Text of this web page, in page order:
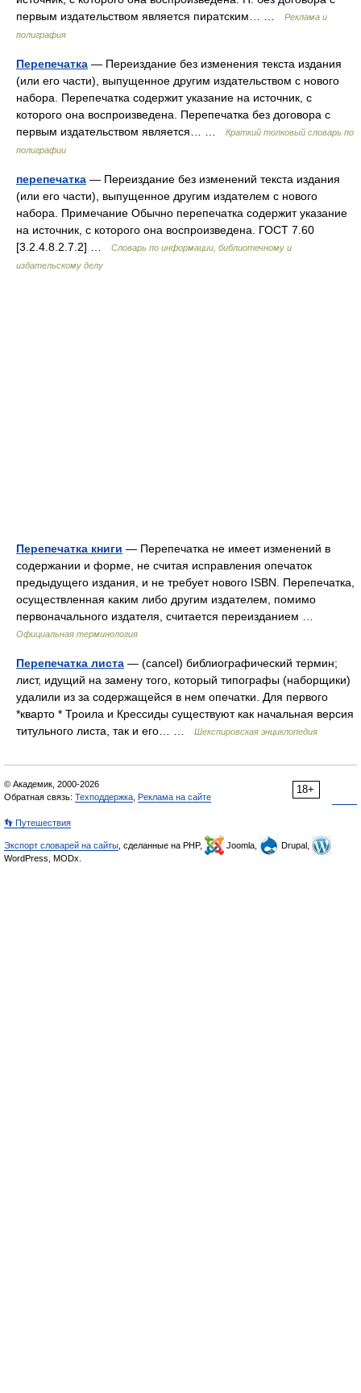
первым издательством является пиратским… …
Реклама и
полиграфия
Перепечатка — Переиздание без изменения текста издания
(или его части), выпущенное другим издательством с нового
набора. Перепечатка содержит указание на источник, с
которого она воспроизведена. Перепечатка без договора с
первым издательством является… …
Краткий толковый словарь по
полиграфии
перепечатка — Переиздание без изменений текста издания
(или его части), выпущенное другим издателем с нового
набора. Примечание Обычно перепечатка содержит указание
на источник, с которого она воспроизведена. ГОСТ 7.60
[3.2.4.8.2.7.2] …
Словарь по информации, библиотечному и
издательскому делу
Перепечатка книги — Перепечатка не имеет изменений в
содержании и форме, не считая исправления опечаток
предыдущего издания, и не требует нового ISBN. Перепечатка,
осуществленная каким либо другим издателем, помимо
первоначального издателя, считается переизданием …
Официальная терминология
Перепечатка листа — (cancel) библиографический термин;
лист, идущий на замену того, который типографы (наборщики)
удалили из за содержащейся в нем опечатки. Для первого
*кварто * Троила и Крессиды существуют как начальная версия
титульного листа, так и его… …
Шекспировская энциклопедия
18+
© Академик, 2000-2026
Обратная связь: Техподдержка Реклама на сайте
👣 Путешествия
Экспорт словарей на сайты , сделанные на PHP, Joomla,
Drupal,
WordPress, MODx.